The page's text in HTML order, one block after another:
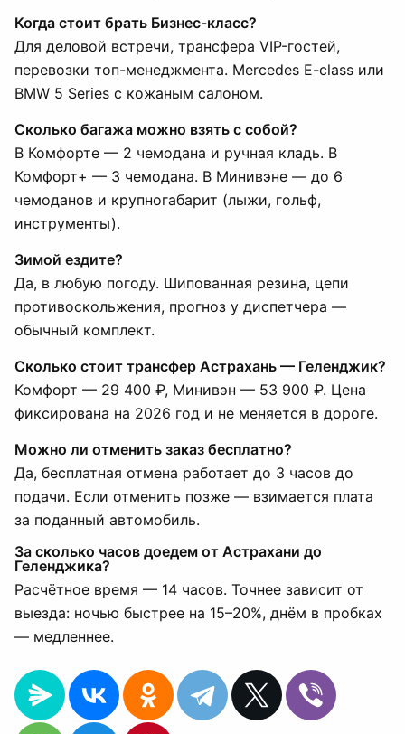
Когда стоит брать Бизнес-класс?
Для деловой встречи, трансфера VIP-гостей,
перевозки топ-менеджмента. Mercedes E-class или
BMW 5 Series с кожаным салоном.
Сколько багажа можно взять с собой?
В Комфорте — 2 чемодана и ручная кладь. В
Комфорт+ — 3 чемодана. В Минивэне — до 6
чемоданов и крупногабарит (лыжи, гольф,
инструменты).
Зимой ездите?
Да, в любую погоду. Шипованная резина, цепи
противоскольжения, прогноз у диспетчера —
обычный комплект.
Сколько стоит трансфер Астрахань — Геленджик?
Комфорт — 29 400 ₽, Минивэн — 53 900 ₽. Цена
фиксирована на 2026 год и не меняется в дороге.
Можно ли отменить заказ бесплатно?
Да, бесплатная отмена работает до 3 часов до
подачи. Если отменить позже — взимается плата
за поданный автомобиль.
За сколько часов доедем от Астрахани до
Геленджика?
Расчётное время — 14 часов. Точнее зависит от
выезда: ночью быстрее на 15–20%, днём в пробках
— медленнее.